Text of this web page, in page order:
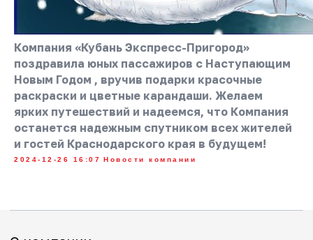
Компания «Кубань Экспресс-Пригород»
поздравила юных пассажиров с Наступающим
Новым Годом , вручив подарки красочные
раскраски и цветные карандаши. Желаем
ярких путешествий и надеемся, что Компания
останется надежным спутником всех жителей
и гостей Краснодарского края в будущем!
2024-12-26 16:07 Новости компании
Пассажирам
Часы работы билетных касс
Обратная связь
Контакты
Изменения в расписании